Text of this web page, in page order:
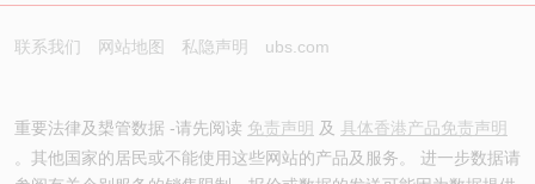
联系我们 网站地图 私隐声明 ubs.com
重要法律及槼管数据 -请先阅读 免责声明 及 具体香港产品免责声明
。其他国家的居民或不能使用这些网站的产品及服务。 进一步数据请